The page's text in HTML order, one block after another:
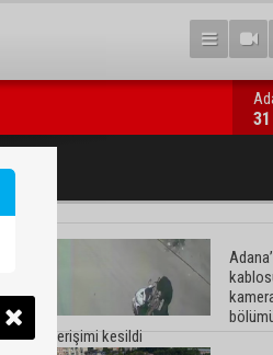
CHP Adana Milletvekili Dr. Müzeyyen
31
erişimi kesildi